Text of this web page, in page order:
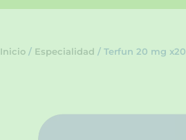
Inicio / Especialidad / Terfun 20 mg x20